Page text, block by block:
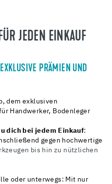
JEDEN EINKAUF
PRÄMIEN UND
dem exklusiven
Handwerker, Bodenleger
dich bei jedem Einkauf:
gegen hochwertige
bis hin zu nützlichen
oder unterwegs: Mit nur